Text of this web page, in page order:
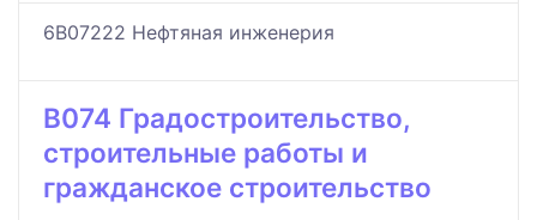
6B07222 Нефтяная инженерия
B074 Градостроительство,
строительные работы и
гражданское строительство